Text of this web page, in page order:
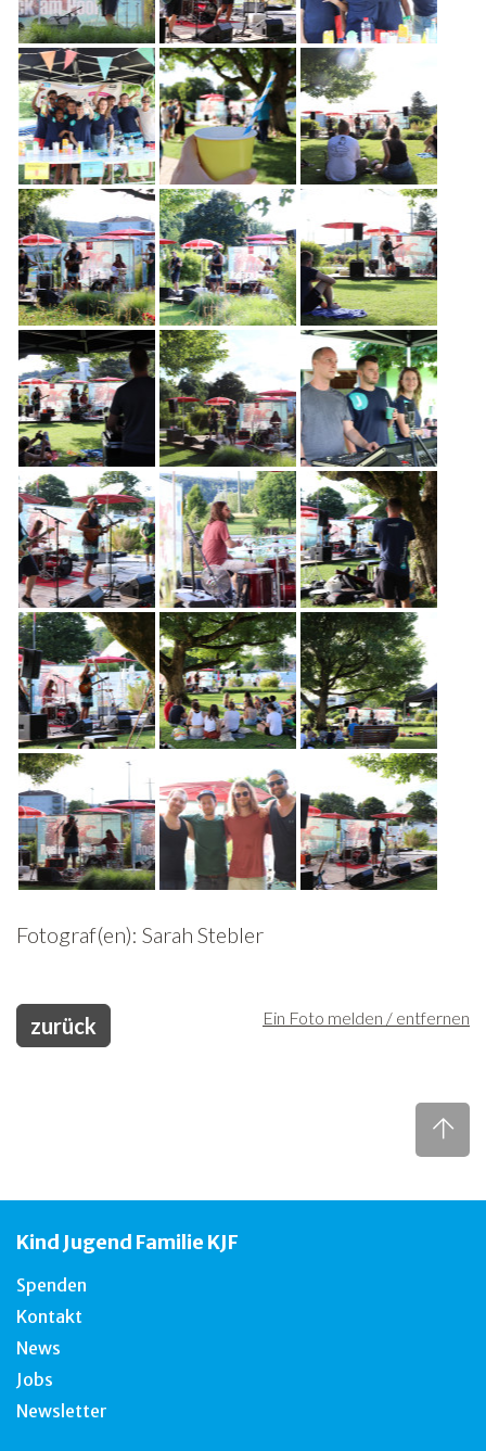
Fotograf(en): Sarah Stebler
Ein Foto melden / entfernen
zurück
Kind Jugend Familie KJF
Spenden
Kontakt
News
Jobs
Newsletter